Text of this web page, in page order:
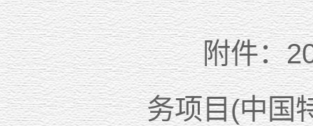
附件：
务项目(中国